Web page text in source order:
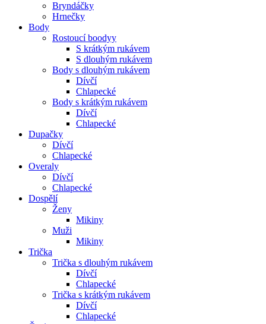
Bryndáčky
Hrnečky
Body
Rostoucí boodyy
S krátkým rukávem
S dlouhým rukávem
Body s dlouhým rukávem
Dívčí
Chlapecké
Body s krátkým rukávem
Dívčí
Chlapecké
Dupačky
Dívčí
Chlapecké
Overaly
Dívčí
Chlapecké
Dospělí
Ženy
Mikiny
Muži
Mikiny
Trička
Trička s dlouhým rukávem
Dívčí
Chlapecké
Trička s krátkým rukávem
Dívčí
Chlapecké